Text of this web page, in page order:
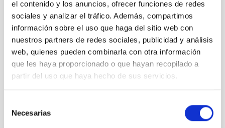
el contenido y los anuncios, ofrecer funciones de redes
sociales y analizar el tráfico. Además, compartimos
información sobre el uso que haga del sitio web con
nuestros partners de redes sociales, publicidad y análisis
web, quienes pueden combinarla con otra información
que les haya proporcionado o que hayan recopilado a
partir del uso que haya hecho de sus servicios.
Necesarias
Febrero 2023(1)
Octubre 2022(1)
Septiembre 2022(1)
Agosto 2022(1)
Junio 2022(1)
Mayo 2022
Abril 2022(1)
Marzo 2022 (2)
Febrero 2022(2)
Octubre 2021